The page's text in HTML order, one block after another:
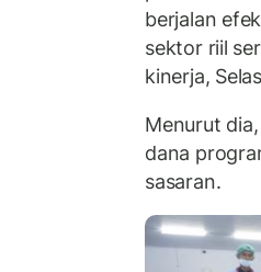
berjalan
sektor riil
kinerja,
Menurut
dana
sasaran.